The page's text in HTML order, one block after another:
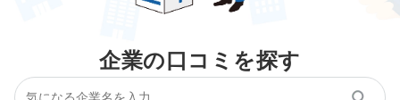
企業の口コミを探す